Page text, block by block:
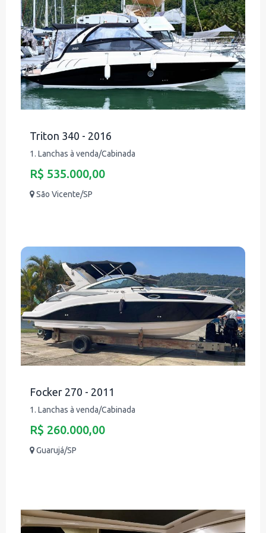
Triton 340 - 2016
1. Lanchas à venda/Cabinada
R$ 535.000,00
São Vicente/SP
Focker 270 - 2011
1. Lanchas à venda/Cabinada
R$ 260.000,00
Guarujá/SP